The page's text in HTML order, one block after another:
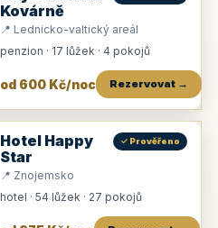
Kovárně
📍 Lednicko-valtický areál
penzion · 17 lůžek · 4 pokojů
od 600 Kč/noc Rezervovat →
Hotel Happy
Star
✓ Prověřeno
📍 Znojemsko
hotel · 54 lůžek · 27 pokojů